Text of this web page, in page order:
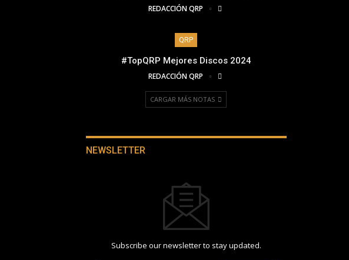
REDACCIÓN QRP
QRP
#TopQRP Mejores Discos 2024
REDACCIÓN QRP
CARGAR MÁS NOTAS
NEWSLETTER
Subscribe our newsletter to stay updated.